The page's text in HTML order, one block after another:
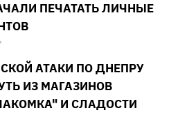
ПЕЧАТАТЬ ЛИЧНЫЕ
АТАКИ ПО ДНЕПРУ
ИЗ МАГАЗИНОВ
И СЛАДОСТИ